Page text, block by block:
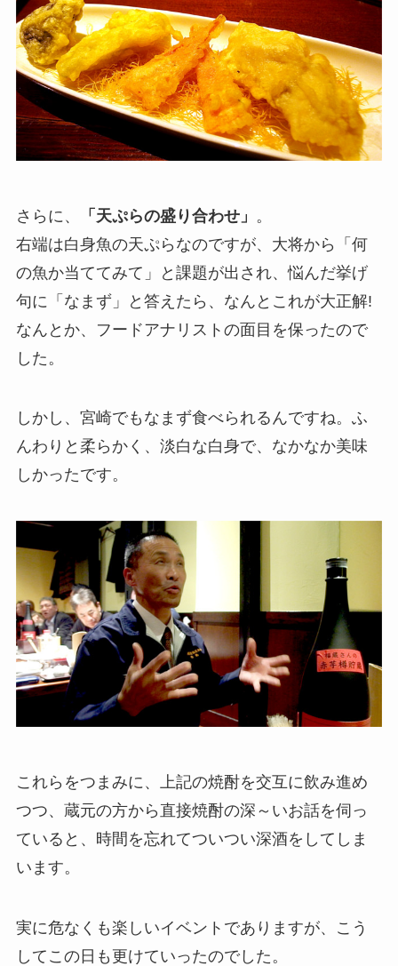
さらに、 「天ぷらの盛り合わせ」 。
右端は白身魚の天ぷらなのですが、大将から「何
の魚か当ててみて」と課題が出され、悩んだ挙げ
句に「なまず」と答えたら、なんとこれが大正解!
なんとか、フードアナリストの面目を保ったので
した。
しかし、宮崎でもなまず食べられるんですね。ふ
んわりと柔らかく、淡白な白身で、なかなか美味
しかったです。
これらをつまみに、上記の焼酎を交互に飲み進め
つつ、蔵元の方から直接焼酎の深～いお話を伺っ
ていると、時間を忘れてついつい深酒をしてしま
います。
実に危なくも楽しいイベントでありますが、こう
してこの日も更けていったのでした。